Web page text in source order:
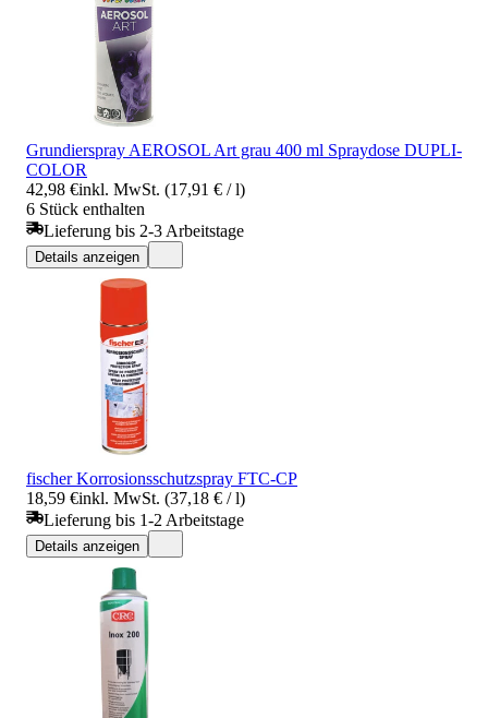
Grundierspray AEROSOL Art grau 400 ml Spraydose DUPLI-
COLOR
42,98 €inkl. MwSt. (17,91 € / l)
6 Stück enthalten
Lieferung bis 2-3 Arbeitstage
Details anzeigen
fischer Korrosionsschutzspray FTC-CP
18,59 €inkl. MwSt. (37,18 € / l)
Lieferung bis 1-2 Arbeitstage
Details anzeigen